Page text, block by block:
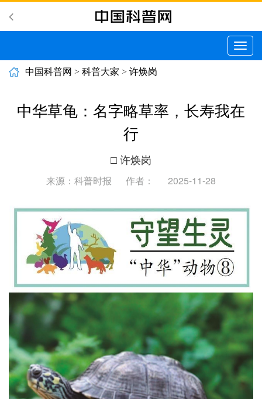
切
换
中国科普网 > 科普大家 > 许焕岗
中华草龟：名字略草率，长寿我在
行
□ 许焕岗
来源：科普时报 作者： 2025-11-28